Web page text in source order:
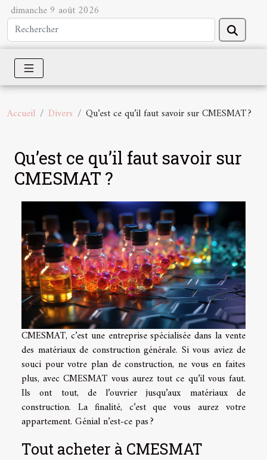
dimanche 9 août 2026
Accueil Divers Qu’est ce qu’il faut savoir sur CMESMAT ?
Qu’est ce qu’il faut savoir sur
CMESMAT ?
CMESMAT, c’est une entreprise spécialisée dans la vente
des matériaux de construction générale. Si vous aviez de
souci pour votre plan de construction, ne vous en faites
plus, avec CMESMAT vous aurez tout ce qu’il vous faut.
Ils ont tout, de l’ouvrier jusqu’aux matériaux de
construction. La finalité, c’est que vous aurez votre
appartement. Génial n’est-ce pas ?
Tout acheter à CMESMAT